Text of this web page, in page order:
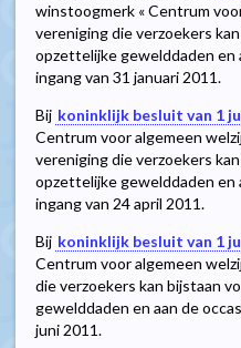
winstoogmerk « Centrum
vereniging die verzoekers
opzettelijke gewelddaden en
ingang van 31 januari 2011.
Bij koninklijk besluit van 1
Centrum voor algemeen
vereniging die verzoekers
opzettelijke gewelddaden en
ingang van 24 april 2011.
Bij koninklijk besluit van 1
Centrum voor algemeen
die verzoekers kan bijstaan
gewelddaden en aan de
juni 2011.